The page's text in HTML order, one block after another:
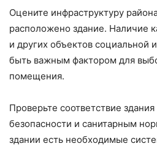
Оцените инфраструктуру
расположено здание. Наличие
и других объектов социальной
быть важным фактором для
помещения.
Проверьте соответствие
безопасности и санитарным
здании есть необходимые